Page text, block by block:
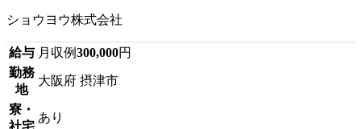
ショウヨウ株式会社
給与 月収例300,000円
勤務
地
大阪府 摂津市
寮・
社宅
あり